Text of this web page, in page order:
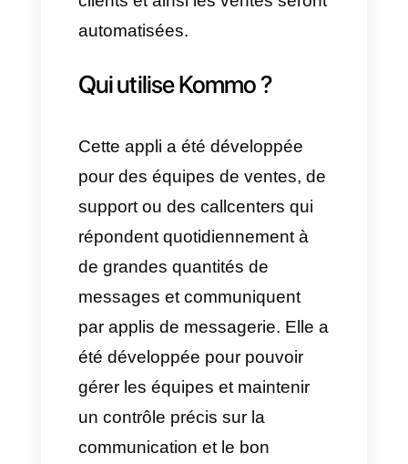
messagerie, le courrier
depuis une seule application.
des fonctionnalités spécifiques
qui aident les équipes de vente
et de support à développer un
travail innovateur.
Entre ces fonctionnalités, nous
avons les bots de vente. Cette
appli permet de créer de
multiples bots de vente